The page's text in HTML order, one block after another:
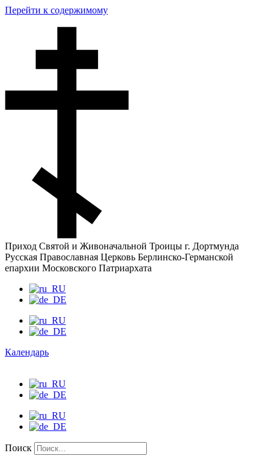
Перейти к содержимому
Приход Святой и Живоначальной Троицы г. Дортмунда
Русская Православная Церковь Берлинско-Германской
епархии Московского Патриархата
Календарь
Поиск